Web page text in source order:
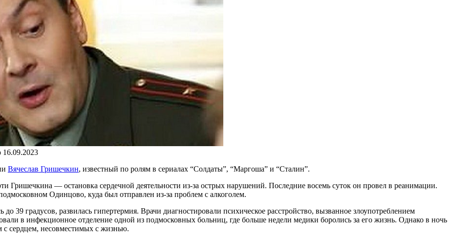
16.09.2023
Вячеслав Гришечкин, известный по ролям в сериалах “Солдаты”, “Маргоша” и “Сталин”.
Гришечкина — остановка сердечной деятельности из-за острых нарушений. Последние восемь суток он провел в реанимации.
Одинцово, куда был отправлен из-за проблем с алкоголем.
до 39 градусов, развилась гипертермия. Врачи диагностировали психическое расстройство, вызванное злоупотреблением
в инфекционное отделение одной из подмосковных больниц, где больше недели медики боролись за его жизнь. Однако в ночь
с сердцем, несовместимых с жизнью.